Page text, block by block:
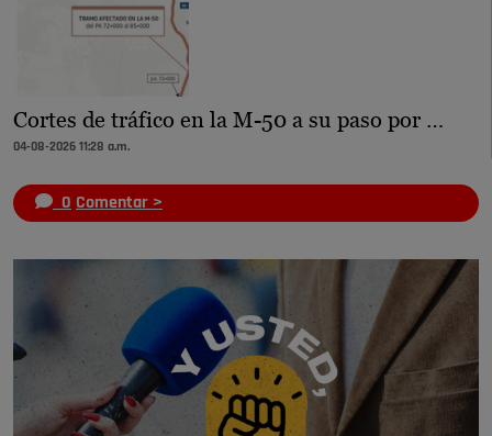
Cortes de tráfico en la M-50 a su paso por …
04-08-2026 11:28 a.m.
0 Comentar >